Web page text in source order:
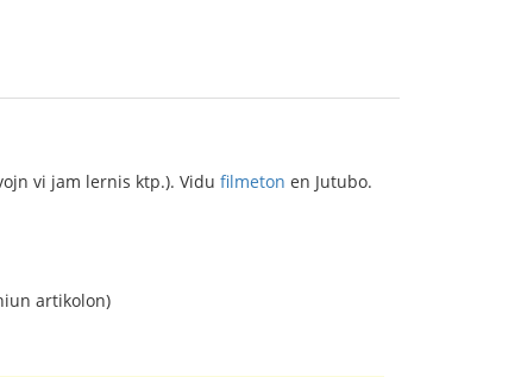
vi jam lernis ktp.). Vidu filmeton en Jutubo.
artikolon)